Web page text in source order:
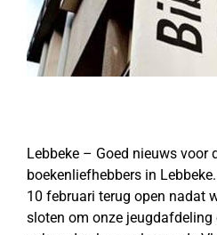
Lebbeke – Goed nieuws voor
boekenliefhebbers in Lebbeke.
10 februari terug open nadat
sloten om onze